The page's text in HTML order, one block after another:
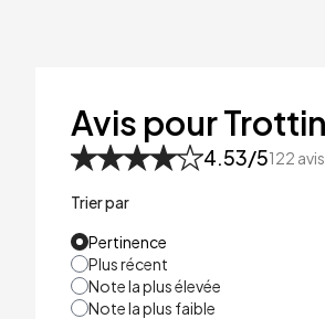
53kg
Avis pour
4.53/5122
Trier par
Pertinence
Plus récent
Note la plus élevée
Note la plus faible